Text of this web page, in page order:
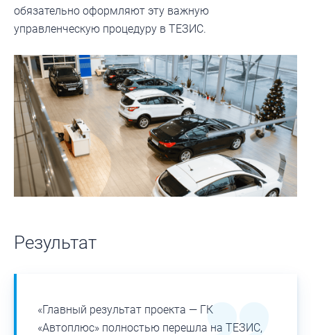
обязательно оформляют эту важную
управленческую процедуру в ТЕЗИС.
Результат
«Главный результат проекта — ГК
«Автоплюс» полностью перешла на ТЕЗИС,